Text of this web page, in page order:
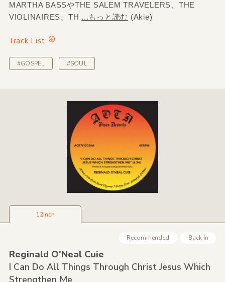
MARTHA BASSやTHE SALEM TRAVELERS、THE
VIOLINAIRES、TH ...もっと読む (Akie)
Track List
#GOSPEL #SOUL
12inch
Recommended Back In
Reginald O'Neal Cuie
I Can Do All Things Through Christ Jesus Which